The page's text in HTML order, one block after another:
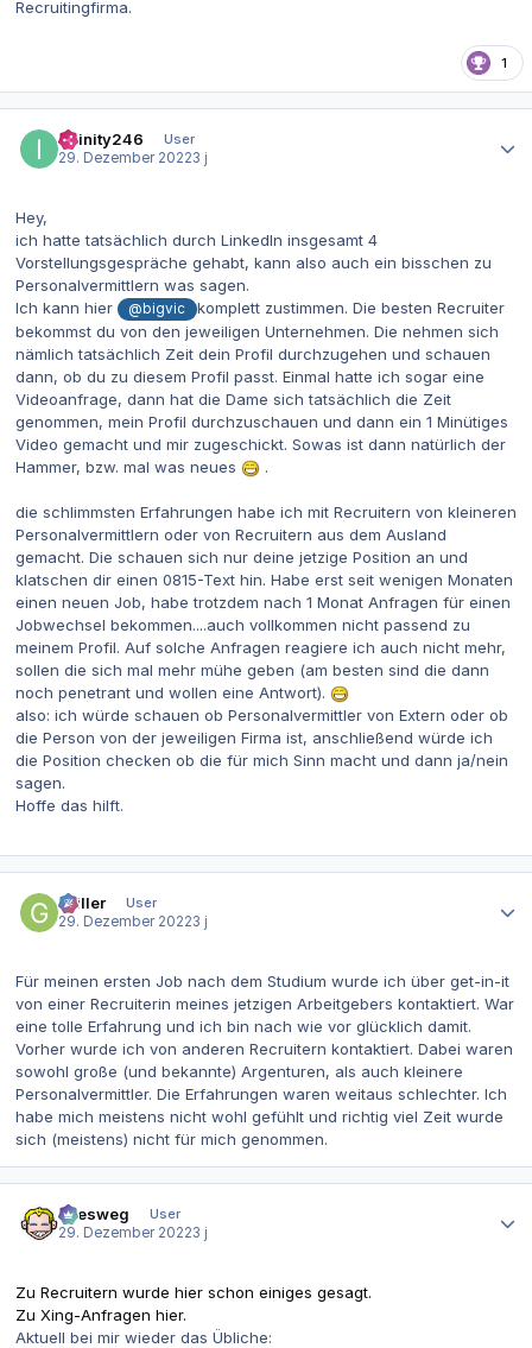
Recruitingfirma.
1
Infinity246
User
29. Dezember 20223 j
Hey,
ich hatte tatsächlich durch LinkedIn insgesamt 4
Vorstellungsgespräche gehabt, kann also auch ein bisschen zu
Personalvermittlern was sagen.
Ich kann hier
@bigvic
komplett zustimmen. Die besten Recruiter
bekommst du von den jeweiligen Unternehmen. Die nehmen sich
nämlich tatsächlich Zeit dein Profil durchzugehen und schauen
dann, ob du zu diesem Profil passt. Einmal hatte ich sogar eine
Videoanfrage, dann hat die Dame sich tatsächlich die Zeit
genommen, mein Profil durchzuschauen und dann ein 1 Minütiges
Video gemacht und mir zugeschickt. Sowas ist dann natürlich der
Hammer, bzw. mal was neues
.
die schlimmsten Erfahrungen habe ich mit Recruitern von kleineren
Personalvermittlern oder von Recruitern aus dem Ausland
gemacht. Die schauen sich nur deine jetzige Position an und
klatschen dir einen 0815-Text hin. Habe erst seit wenigen Monaten
einen neuen Job, habe trotzdem nach 1 Monat Anfragen für einen
Jobwechsel bekommen....auch vollkommen nicht passend zu
meinem Profil. Auf solche Anfragen reagiere ich auch nicht mehr,
sollen die sich mal mehr mühe geben (am besten sind die dann
noch penetrant und wollen eine Antwort).
also: ich würde schauen ob Personalvermittler von Extern oder ob
die Person von der jeweiligen Firma ist, anschließend würde ich
die Position checken ob die für mich Sinn macht und dann ja/nein
sagen.
Hoffe das hilft.
Griller
User
29. Dezember 20223 j
Für meinen ersten Job nach dem Studium wurde ich über get-in-it
von einer Recruiterin meines jetzigen Arbeitgebers kontaktiert. War
eine tolle Erfahrung und ich bin nach wie vor glücklich damit.
Vorher wurde ich von anderen Recruitern kontaktiert. Dabei waren
sowohl große (und bekannte) Argenturen, als auch kleinere
Personalvermittler. Die Erfahrungen waren weitaus schlechter. Ich
habe mich meistens nicht wohl gefühlt und richtig viel Zeit wurde
sich (meistens) nicht für mich genommen.
allesweg
User
29. Dezember 20223 j
Zu Recruitern wurde hier schon einiges gesagt.
Zu Xing-Anfragen hier.
Aktuell bei mir wieder das Übliche: